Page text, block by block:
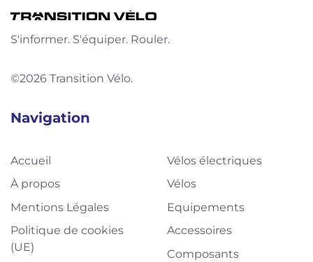
S'informer. S'équiper. Rouler.
©2026 Transition Vélo.
Navigation
Accueil
À propos
Mentions Légales
Politique de cookies
(UE)
Vélos électriques
Vélos
Equipements
Accessoires
Composants